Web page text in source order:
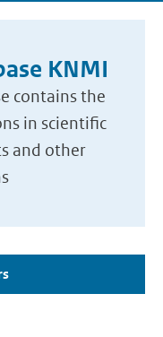
KNMI
contains the
in scientific
and other